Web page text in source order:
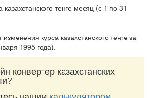
курса казахстанского тенге за
1995 года).
конвертер казахстанских